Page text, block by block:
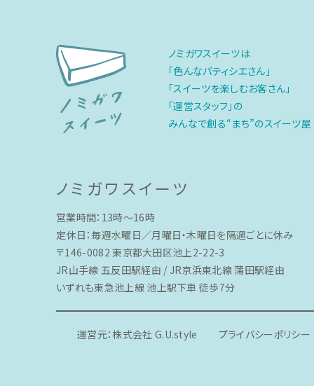
ノミガワスイーツは
「色んなパティシエさん」
「スイーツを楽しむお客さん」
「運営スタッフ」の
みんなで創る“まち”のスイーツ屋
ノミガワスイーツ
営業時間：13時〜16時
定休日：毎週水曜日／月曜日・木曜日を隔週ごとに休み
〒146-0082 東京都大田区池上2-22-3
JR山手線 五反田駅経由 / JR京浜東北線 蒲田駅経由
いずれも東急池上線 池上駅下車 徒歩7分
運営元：株式会社 G.U.style プライバシーポリシー